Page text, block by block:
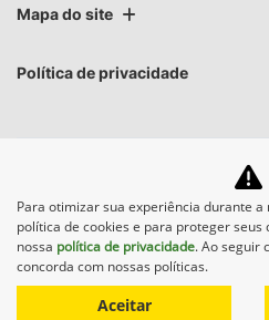
Mapa do site
Política de privacidade
No trânsito, enxergar o
vidas.
Para otimizar sua experiência durante a
política de cookies e para proteger seus
nossa política de privacidade. Ao seguir
concorda com nossas políticas.
Aceitar